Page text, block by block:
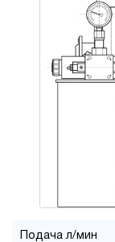
Подача л/мин